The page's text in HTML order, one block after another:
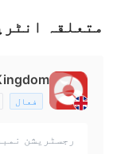
متعلقہ
فعال
رجسٹریشن نمبر